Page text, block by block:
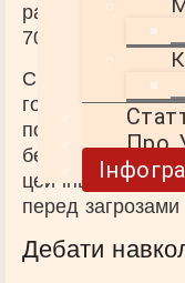
Про
ради, а безпеку
700 міжнародних
Ситуація
голосування
потрапили під
берега річки
цей інцидент
перед загрозами
Дебати